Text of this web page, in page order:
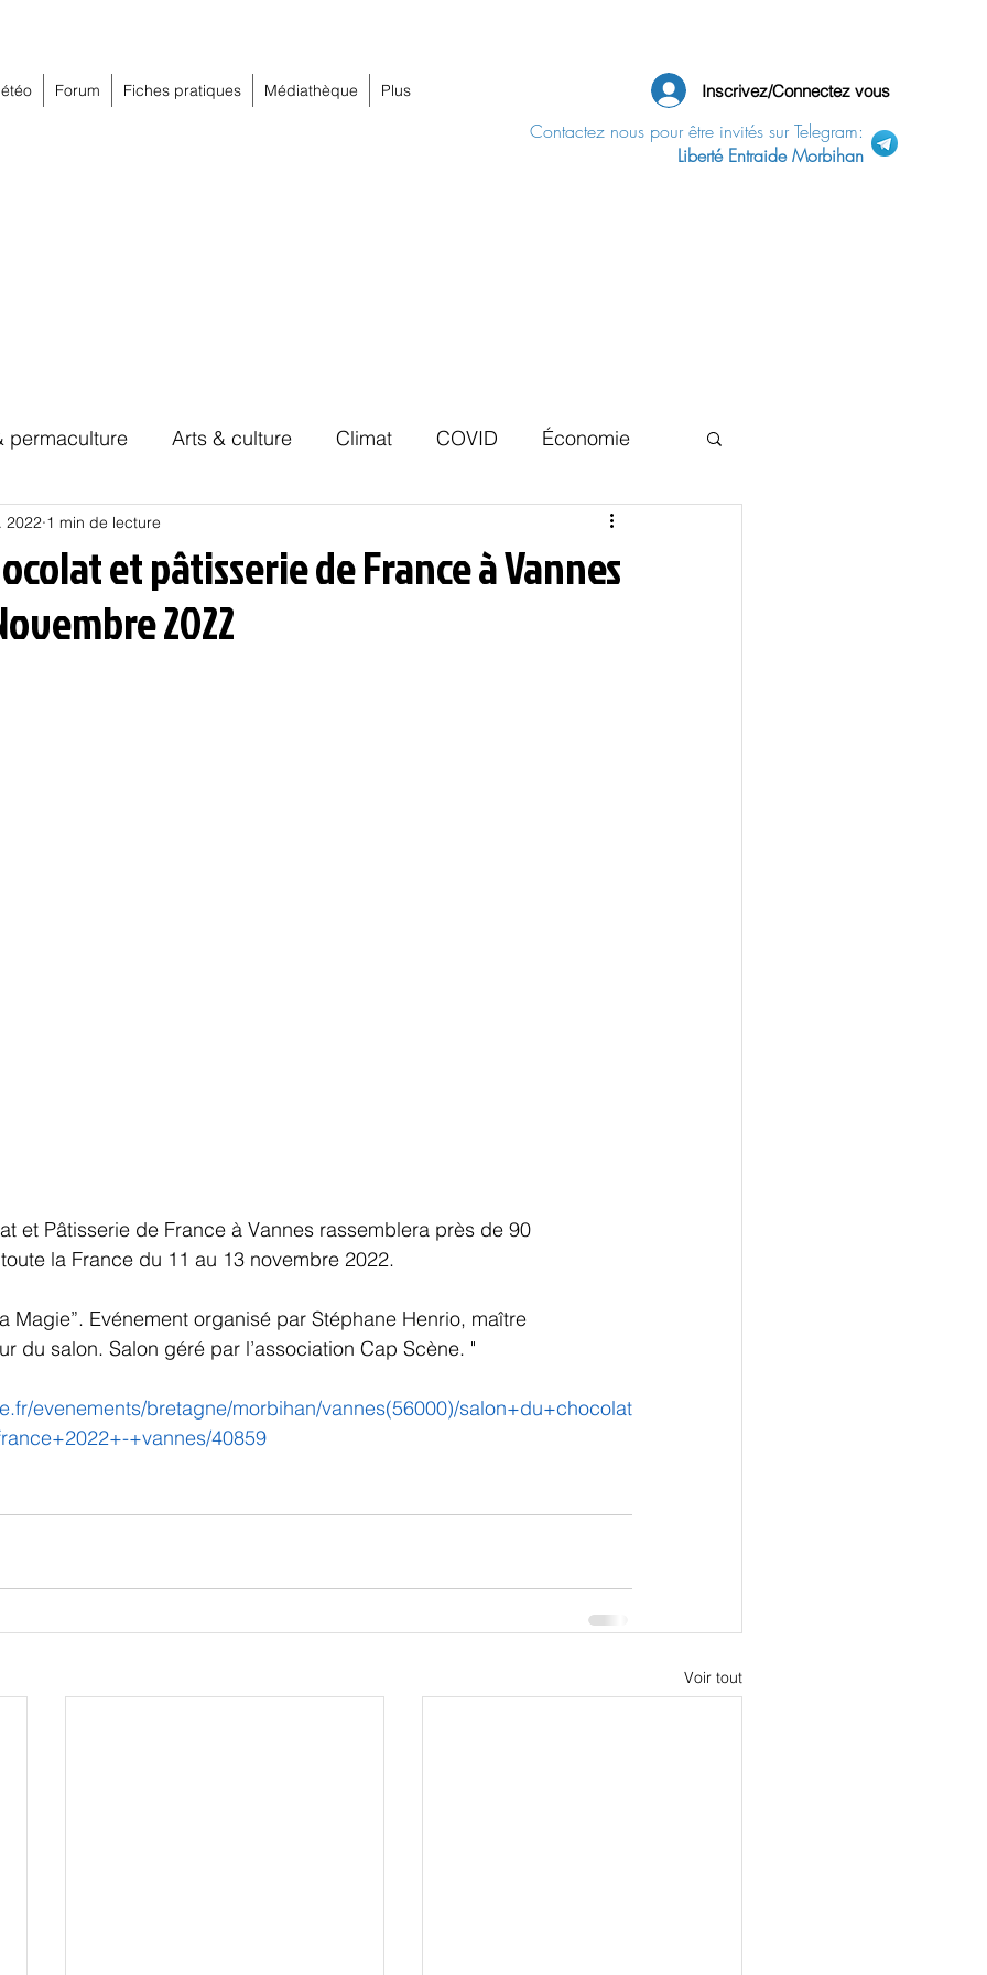
Forum Fiches pratiques Médiathèque Plus Inscrivez/Connectez vous
Contactez nous pour être invités sur Telegram:
Liberté Entraide Morbihan
permaculture Arts & culture Climat COVID Économie
Habitat Hors piste Local
Psychologie
et pâtisserie de France à Vannes
2022
2022 1 min de lecture
et Pâtisserie de France à Vannes rassemblera près de 90
la France du 11 au 13 novembre 2022.
Magie”. Evénement organisé par Stéphane Henrio, maître
du salon. Salon géré par l’association Cap Scène. "
evenements/bretagne/morbihan/vannes(56000)/salon+du+chocolat
+vannes/40859
Voir tout